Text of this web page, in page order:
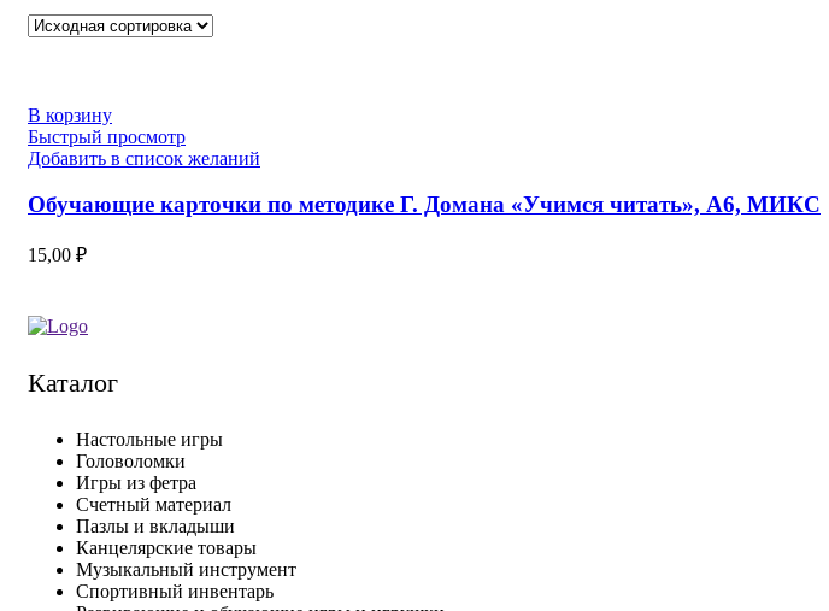
В корзину
Быстрый просмотр
Добавить в список желаний
Обучающие карточки по методике Г. Домана «Учимся читать», А6, МИКС
15,00 ₽
Каталог
Настольные игры
Головоломки
Игры из фетра
Счетный материал
Пазлы и вкладыши
Канцелярские товары
Музыкальный инструмент
Спортивный инвентарь